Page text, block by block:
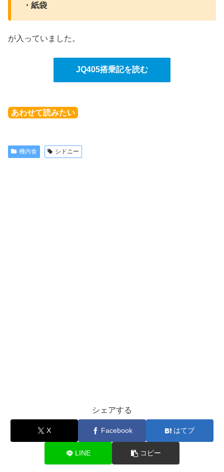
・紙袋
が入っていました。
JQ405搭乗記を読む
あわせて読みたい
機内食 シドニー
シェアする
X Facebook はてブ
LINE コピー